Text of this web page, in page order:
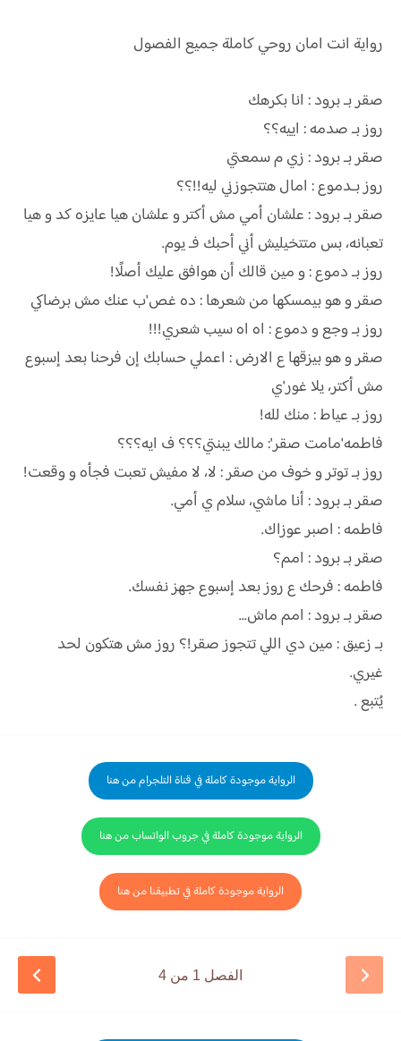
رواية انت امان روحي كاملة جميع الفصول
صقر بـ برود : انا بكرهك
روز بـ صدمه : اييه؟؟
صقر بـ برود : زي م سمعتي
روز بـدموع : امال هتتجوزني ليه!!؟؟
صقر بـ برود : علشان أمي مش أكتر و علشان هيا عايزه كد و هيا
تعبانه، بس متتخيليش أني أحبك فـ يوم.
روز بـ دموع : و مين قالك أن هوافق عليك أصلًا!
صقر و هو بيمسكها من شعرها : ده غص'ب عنك مش برضاكي
روز بـ وجع و دموع : اه اه سيب شعري!!!
صقر و هو بيزقها ع الارض : اعملي حسابك إن فرحنا بعد إسبوع
مش أكتر، يلا غور'ي
روز بـ عياط : منك لله!
فاطمه'مامت صقر': مالك يبنتي؟؟؟ ف ايه؟؟؟
روز بـ توتر و خوف من صقر : لا، لا مفيش تعبت فجأه و وقعت!
صقر بـ برود : أنا ماشي، سلام ي أمي.
فاطمه : اصبر عوزاك.
صقر بـ برود : امم؟
فاطمه : فرحك ع روز بعد إسبوع جهز نفسك.
صقر بـ برود : امم ماش...
بـ زعيق : مين دي اللي تتجوز صقر!؟ روز مش هتكون لحد
غيري.
يُتبع .
الرواية موجودة كاملة في قناة التلجرام من هنا
الرواية موجودة كاملة في جروب الواتساب من هنا
الرواية موجودة كاملة في تطبيقنا من هنا
الفصل 1 من 4